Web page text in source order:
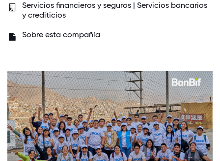
Servicios financieros y seguros | Servicios bancarios
y crediticios
Sobre esta compañía